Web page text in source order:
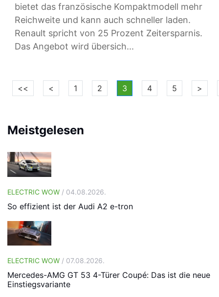
bietet das französische Kompaktmodell mehr
Reichweite und kann auch schneller laden.
Renault spricht von 25 Prozent Zeitersparnis.
Das Angebot wird übersich...
<< < 1 2 3 4 5 >
Meistgelesen
ELECTRIC WOW / 04.08.2026.
So effizient ist der Audi A2 e-tron
ELECTRIC WOW / 07.08.2026.
Mercedes-AMG GT 53 4-Türer Coupé: Das ist die neue
Einstiegsvariante